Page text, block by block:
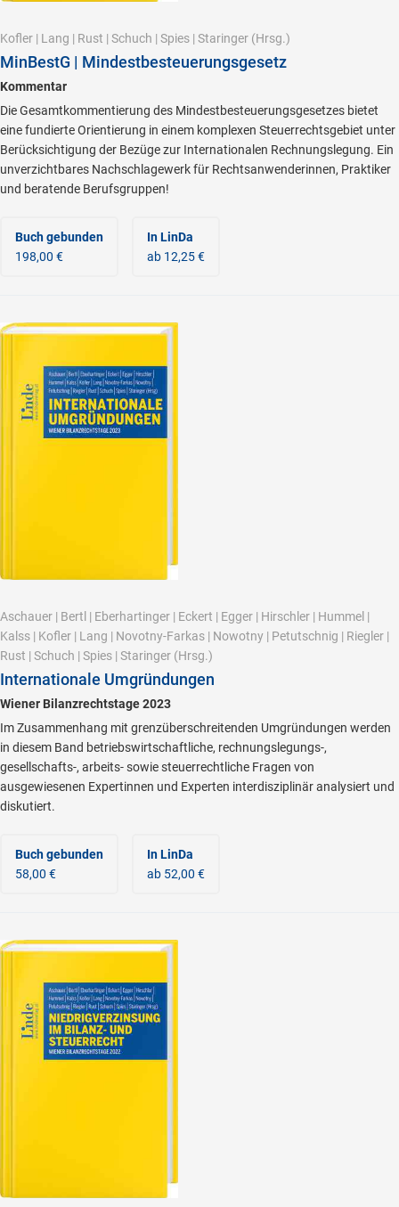
Kofler | Lang | Rust | Schuch | Spies | Staringer (Hrsg.)
MinBestG | Mindestbesteuerungsgesetz
Kommentar
Die Gesamtkommentierung des Mindestbesteuerungsgesetzes bietet
eine fundierte Orientierung in einem komplexen Steuerrechtsgebiet unter
Berücksichtigung der Bezüge zur Internationalen Rechnungslegung. Ein
unverzichtbares Nachschlagewerk für Rechtsanwenderinnen, Praktiker
und beratende Berufsgruppen!
Buch gebunden
198,00 €
In LinDa
ab 12,25 €
Aschauer | Bertl | Eberhartinger | Eckert | Egger | Hirschler | Hummel |
Kalss | Kofler | Lang | Novotny-Farkas | Nowotny | Petutschnig | Riegler |
Rust | Schuch | Spies | Staringer (Hrsg.)
Internationale Umgründungen
Wiener Bilanzrechtstage 2023
Im Zusammenhang mit grenzüberschreitenden Umgründungen werden
in diesem Band betriebswirtschaftliche, rechnungslegungs-,
gesellschafts-, arbeits- sowie steuerrechtliche Fragen von
ausgewiesenen Expertinnen und Experten interdisziplinär analysiert und
diskutiert.
Buch gebunden
58,00 €
In LinDa
ab 52,00 €